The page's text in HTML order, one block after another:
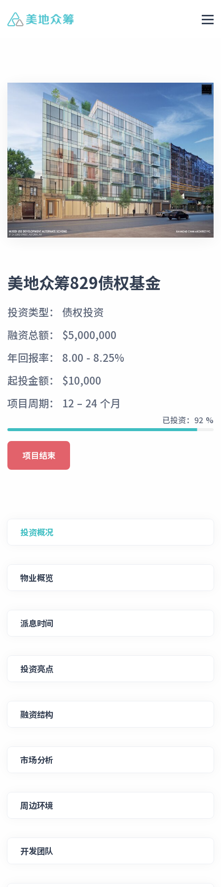
美地众筹829债权基金
投资类型： 债权投资
融资总额： $5,000,000
年回报率： 8.00 - 8.25%
起投金额： $10,000
项目周期： 12 – 24 个月
已投资： 92 %
项目结束
投资概况
物业概览
派息时间
投资亮点
融资结构
市场分析
周边环境
开发团队